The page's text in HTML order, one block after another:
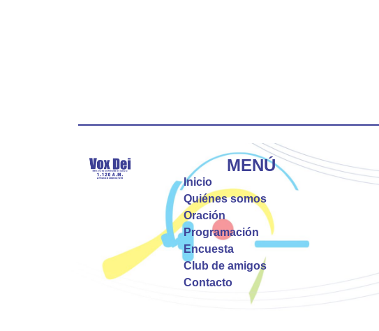
MENÚ
Inicio
Quiénes somos
Oración
Programación
Encuesta
Club de amigos
Contacto